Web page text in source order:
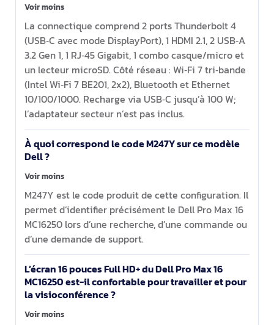
Voir moins
La connectique comprend 2 ports Thunderbolt 4
(USB‑C avec mode DisplayPort), 1 HDMI 2.1, 2 USB‑A
3.2 Gen 1, 1 RJ‑45 Gigabit, 1 combo casque/micro et
un lecteur microSD. Côté réseau : Wi‑Fi 7 tri‑bande
(Intel Wi‑Fi 7 BE201, 2x2), Bluetooth et Ethernet
10/100/1000. Recharge via USB‑C jusqu’à 100 W;
l’adaptateur secteur n’est pas inclus.
À quoi correspond le code M247Y sur ce modèle
Dell ?
Voir moins
M247Y est le code produit de cette configuration. Il
permet d’identifier précisément le Dell Pro Max 16
MC16250 lors d’une recherche, d’une commande ou
d’une demande de support.
L’écran 16 pouces Full HD+ du Dell Pro Max 16
MC16250 est-il confortable pour travailler et pour
la visioconférence ?
Voir moins